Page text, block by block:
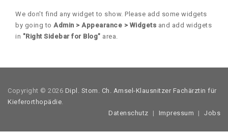
We don't find any widget to show. Please add some widgets
by going to Admin > Appearance > Widgets and add widgets
in "Right Sidebar for Blog" area.
Copyright © 2026 Dipl. Stom. Ch. Amsel-Klausnitzer Fachärztin für
Kieferorthopädie.
Datenschutz
Impressum Jobs